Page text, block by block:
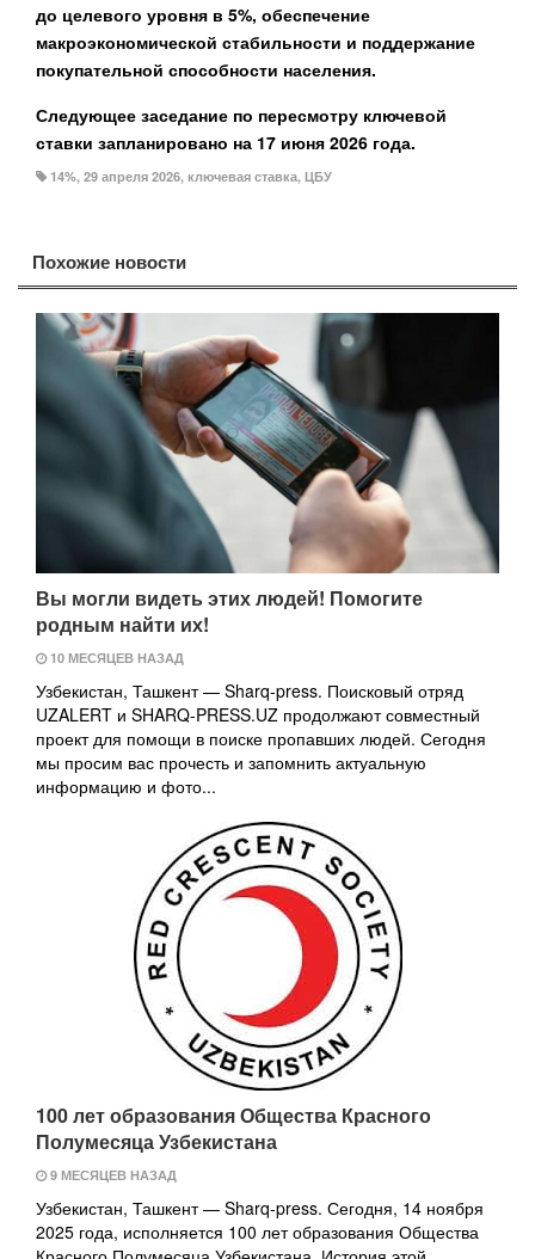
до целевого уровня в 5%, обеспечение
макроэкономической стабильности и поддержание
покупательной способности населения.
Следующее заседание по пересмотру ключевой
ставки запланировано на 17 июня 2026 года.
14%, 29 апреля 2026, ключевая ставка, ЦБУ
Похожие новости
Вы могли видеть этих людей! Помогите
родным найти их!
10 МЕСЯЦЕВ НАЗАД
Узбекистан, Ташкент — Sharq-press. Поисковый отряд
UZALERT и SHARQ-PRESS.UZ продолжают совместный
проект для помощи в поиске пропавших людей. Сегодня
мы просим вас прочесть и запомнить актуальную
информацию и фото...
100 лет образования Общества Красного
Полумесяца Узбекистана
9 МЕСЯЦЕВ НАЗАД
Узбекистан, Ташкент — Sharq-press. Сегодня, 14 ноября
2025 года, исполняется 100 лет образования Общества